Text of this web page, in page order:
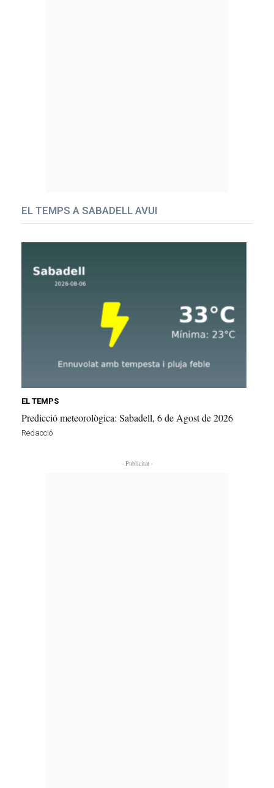
EL TEMPS A SABADELL AVUI
EL TEMPS
Predicció meteorològica: Sabadell, 6 de Agost de 2026
Redacció
- Publicitat -